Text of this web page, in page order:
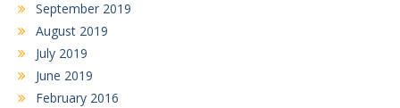
September 2019
August 2019
July 2019
June 2019
February 2016